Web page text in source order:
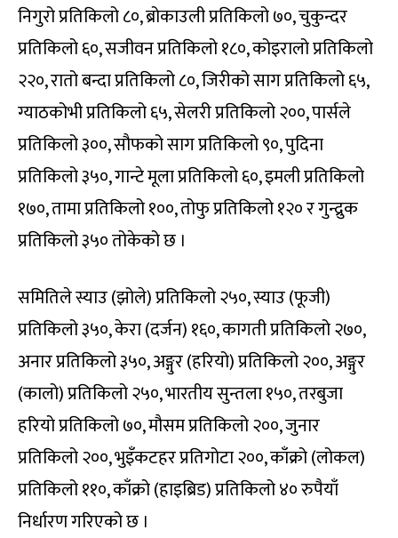
निगुरो प्रतिकिलो ८०, ब्रोकाउली प्रतिकिलो ७०, चुकुन्दर
प्रतिकिलो ६०, सजीवन प्रतिकिलो १८०, कोइरालो प्रतिकिलो
२२०, रातो बन्दा प्रतिकिलो ८०, जिरीको साग प्रतिकिलो ६५,
ग्याठकोभी प्रतिकिलो ६५, सेलरी प्रतिकिलो २००, पार्सले
प्रतिकिलो ३००, सौफको साग प्रतिकिलो ९०, पुदिना
प्रतिकिलो ३५०, गान्टे मूला प्रतिकिलो ६०, इमली प्रतिकिलो
१७०, तामा प्रतिकिलो १००, तोफु प्रतिकिलो १२० र गुन्द्रुक
प्रतिकिलो ३५० तोकेको छ ।
समितिले स्याउ (झोले) प्रतिकिलो २५०, स्याउ (फूजी)
प्रतिकिलो ३५०, केरा (दर्जन) १६०, कागती प्रतिकिलो २७०,
अनार प्रतिकिलो ३५०, अङ्गुर (हरियो) प्रतिकिलो २००, अङ्गुर
(कालो) प्रतिकिलो २५०, भारतीय सुन्तला १५०, तरबुजा
हरियो प्रतिकिलो ७०, मौसम प्रतिकिलो २००, जुनार
प्रतिकिलो २००, भुइँकटहर प्रतिगोटा २००, काँक्रो (लोकल)
प्रतिकिलो ११०, काँक्रो (हाइब्रिड) प्रतिकिलो ४० रुपैयाँ
निर्धारण गरिएको छ ।